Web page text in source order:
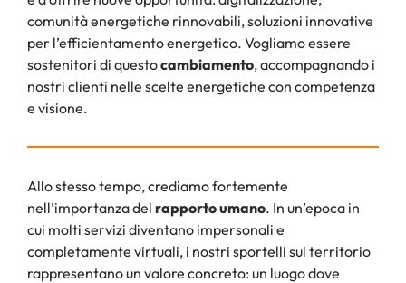
comunità energetiche rinnovabili, soluzioni innovative
per l’efficientamento energetico. Vogliamo essere
sostenitori di questocambiamento, accompagnando i
nostri clienti nelle scelte energetiche con competenza
e visione.
Allo stesso tempo, crediamo fortemente
nell’importanza del rapporto umano. In un’epoca in
cui molti servizi diventano impersonali e
completamente virtuali, i nostri sportelli sul territorio
rappresentano un valore concreto: un luogo dove